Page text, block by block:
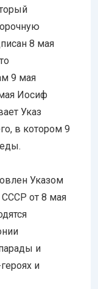
8 мая
9 мая
Иосиф
Указ
в котором 9
Указом
от 8 мая
и
и